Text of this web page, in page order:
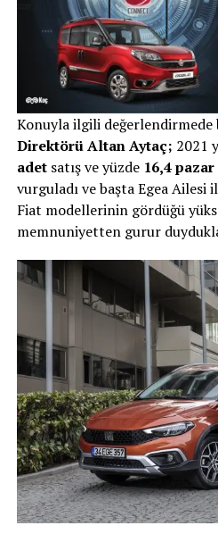
Konuyla ilgili değerlendirmede
Direktörü Altan Aytaç; 2021
adetsatış ve yüzde 16,4 pazar
vurguladı ve başta Egea
Fiat modellerinin gördüğü
memnuniyetten gurur